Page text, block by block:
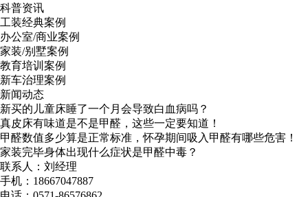
科普资讯
工装经典案例
办公室/商业案例
家装/别墅案例
教育培训案例
新车治理案例
新闻动态
新买的儿童床睡了一个月会导致白血病吗？
真皮床有味道是不是甲醛，这些一定要知道！
甲醛数值多少算是正常标准，怀孕期间吸入甲醛有哪些危害！
家装完毕身体出现什么症状是甲醛中毒？
联系人：刘经理
手机：18667047887